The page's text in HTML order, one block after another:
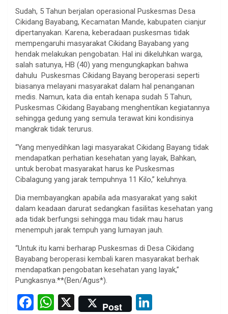
Sudah, 5 Tahun berjalan operasional Puskesmas Desa
Cikidang Bayabang, Kecamatan Mande, kabupaten cianjur
dipertanyakan. Karena, keberadaan puskesmas tidak
mempengaruhi masyarakat Cikidang Bayabang yang
hendak melakukan pengobatan. Hal ini dikeluhkan warga,
salah satunya, HB (40) yang mengungkapkan bahwa
dahulu Puskesmas Cikidang Bayang beroperasi seperti
biasanya melayani masyarakat dalam hal penanganan
medis. Namun, kata dia entah kenapa sudah 5 Tahun,
Puskesmas Cikidang Bayabang menghentikan kegiatannya
sehingga gedung yang semula terawat kini kondisinya
mangkrak tidak terurus.
“Yang menyedihkan lagi masyarakat Cikidang Bayang tidak
mendapatkan perhatian kesehatan yang layak, Bahkan,
untuk berobat masyarakat harus ke Puskesmas
Cibalagung yang jarak tempuhnya 11 Kilo,” keluhnya.
Dia membayangkan apabila ada masyarakat yang sakit
dalam keadaan darurat sedangkan fasilitas kesehatan yang
ada tidak berfungsi sehingga mau tidak mau harus
menempuh jarak tempuh yang lumayan jauh.
“Untuk itu kami berharap Puskesmas di Desa Cikidang
Bayabang beroperasi kembali karen masyarakat berhak
mendapatkan pengobatan kesehatan yang layak,”
Pungkasnya.**(Ben/Agus*).
F
W X Post